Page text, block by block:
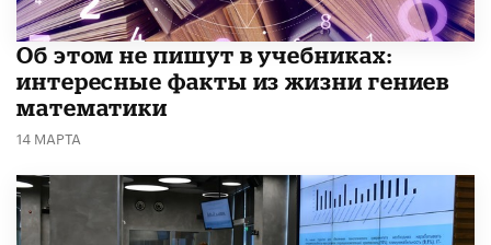
Об этом не пишут в учебниках:
интересные факты из жизни гениев
математики
14 МАРТА